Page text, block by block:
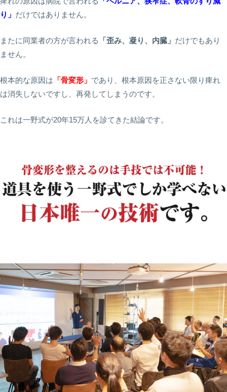
り」 だけではありません。
またに同業者の方が言われる 「歪み、凝り、内臓」 だけでもあり
ません。
根本的な原因は 「骨変形」 であり、根本原因を正さない限り痺れ
は消失しないですし、再発してしまうのです。
これは一野式が20年15万人を診てきた結論です。